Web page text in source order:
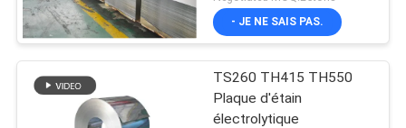
- JE NE SAIS PAS.
TS260 TH415 TH550
Plaque d'étain
électrolytique